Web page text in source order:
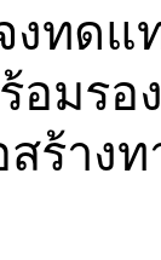
งทดแ
อมรอ
ร้าง